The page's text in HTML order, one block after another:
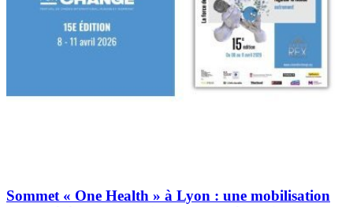
Sommet « One Health » à Lyon : une mobilisation